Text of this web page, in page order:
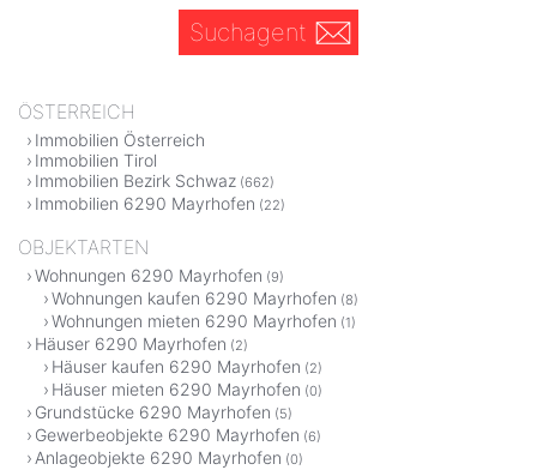
Suchagent
ÖSTERREICH
Immobilien Österreich
Immobilien Tirol
Immobilien Bezirk Schwaz (662)
Immobilien 6290 Mayrhofen (22)
OBJEKTARTEN
Wohnungen 6290 Mayrhofen (9)
Wohnungen kaufen 6290 Mayrhofen (8)
Wohnungen mieten 6290 Mayrhofen (1)
Häuser 6290 Mayrhofen (2)
Häuser kaufen 6290 Mayrhofen (2)
Häuser mieten 6290 Mayrhofen (0)
Grundstücke 6290 Mayrhofen (5)
Gewerbeobjekte 6290 Mayrhofen (6)
Anlageobjekte 6290 Mayrhofen (0)